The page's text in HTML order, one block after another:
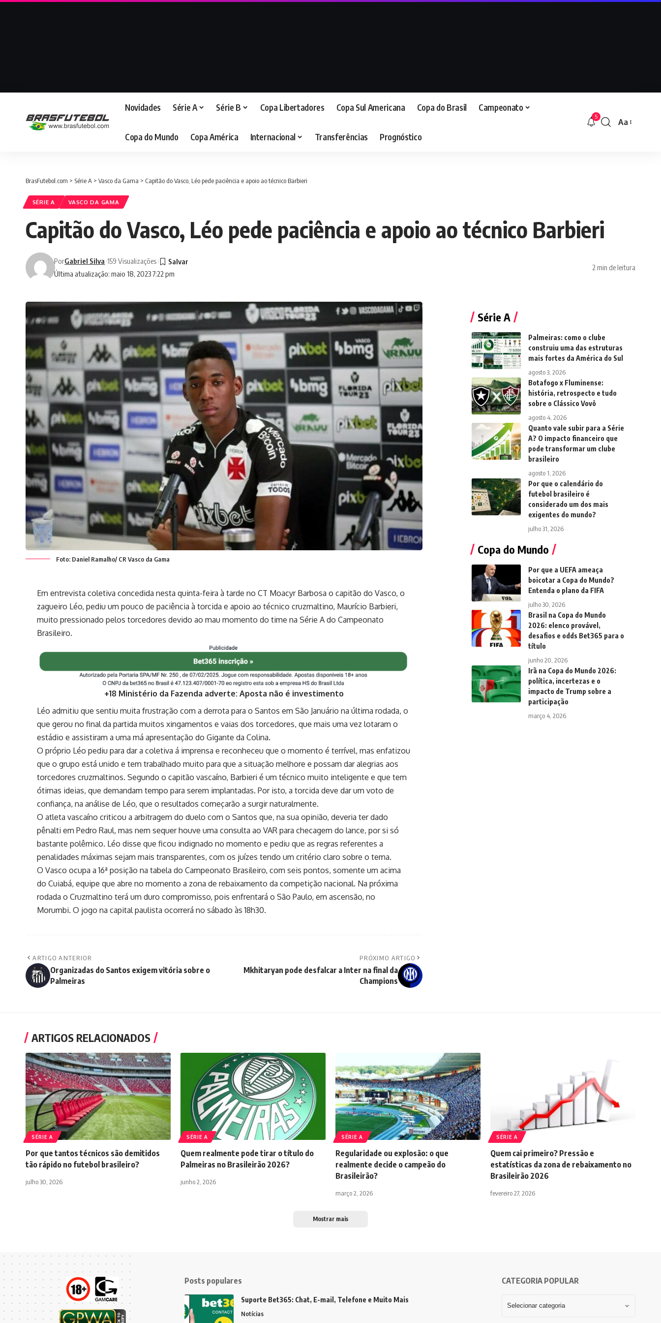
Novidades Série A Série B Copa Libertadores Copa Sul Americana Copa do Brasil Campeonato
Copa do Mundo Copa América Internacional Transferências Prognóstico
5
Aa
BrasFutebol.com > Série A > Vasco da Gama > Capitão do Vasco, Léo pede paciência e apoio ao técnico Barbieri
SÉRIE A VASCO DA GAMA
Capitão do Vasco, Léo pede paciência e apoio ao técnico Barbieri
Última atualização: maio 18, 2023 7:22 pm
PorGabriel Silva 159 Visualizações
2 min de leitura
Foto: Daniel Ramalho/ CR Vasco da Gama
Em entrevista coletiva concedida nesta quinta-feira à tarde no CT Moacyr Barbosa o capitão do Vasco, o
zagueiro Léo, pediu um pouco de paciência à torcida e apoio ao técnico cruzmaltino, Maurício Barbieri,
muito pressionado pelos torcedores devido ao mau momento do time na Série A do Campeonato
Brasileiro.
+18 Ministério da Fazenda adverte: Aposta não é investimento
Léo admitiu que sentiu muita frustração com a derrota para o Santos em São Januário na última rodada, o
que gerou no final da partida muitos xingamentos e vaias dos torcedores, que mais uma vez lotaram o
estádio e assistiram a uma má apresentação do Gigante da Colina.
O próprio Léo pediu para dar a coletiva á imprensa e reconheceu que o momento é terrível, mas enfatizou
que o grupo está unido e tem trabalhado muito para que a situação melhore e possam dar alegrias aos
torcedores cruzmaltinos. Segundo o capitão vascaíno, Barbieri é um técnico muito inteligente e que tem
ótimas ideias, que demandam tempo para serem implantadas. Por isto, a torcida deve dar um voto de
confiança, na análise de Léo, que o resultados começarão a surgir naturalmente.
O atleta vascaíno criticou a arbitragem do duelo com o Santos que, na sua opinião, deveria ter dado
pênalti em Pedro Raul, mas nem sequer houve uma consulta ao VAR para checagem do lance, por si só
bastante polêmico. Léo disse que ficou indignado no momento e pediu que as regras referentes a
penalidades máximas sejam mais transparentes, com os juízes tendo um critério claro sobre o tema.
OVasco ocupa a 16ª posição na tabela do Campeonato Brasileiro, com seis pontos, somente um acima
do Cuiabá, equipe que abre no momento a zona de rebaixamento da competição nacional. Na próxima
rodada o Cruzmaltino terá um duro compromisso, pois enfrentará o São Paulo, em ascensão, no
Morumbi. O jogo na capital paulista ocorrerá no sábado às 18h30.
ARTIGO ANTERIOR
Organizadas do Santos exigem vitória sobre o
Palmeiras
PRÓXIMO ARTIGO
Mkhitaryan pode desfalcar a Inter na final da
Champions
Série A
Palmeiras: como o clube
construiu uma das estruturas
mais fortes da América do Sul
agosto 3, 2026
Botafogo x Fluminense:
história, retrospecto e tudo
sobre o Clássico Vovô
agosto 4, 2026
Quanto vale subir para a Série
A? O impacto financeiro que
pode transformar um clube
brasileiro
agosto 1, 2026
Por que o calendário do
futebol brasileiro é
considerado um dos mais
exigentes do mundo?
julho 31, 2026
Copa do Mundo
Por que a UEFA ameaça
boicotar a Copa do Mundo?
Entenda o plano da FIFA
julho 30, 2026
Brasil na Copa do Mundo
2026: elenco provável,
desafios e odds Bet365 para o
título
junho 20, 2026
Irã na Copa do Mundo 2026:
política, incertezas e o
impacto de Trump sobre a
participação
março 4, 2026
ARTIGOS RELACIONADOS
SÉRIE A
Por que tantos técnicos são demitidos
tão rápido no futebol brasileiro?
julho 30, 2026
SÉRIE A
Quem realmente pode tirar o título do
Palmeiras no Brasileirão 2026?
junho 2, 2026
SÉRIE A
Regularidade ou explosão: o que
realmente decide o campeão do
Brasileirão?
março 2, 2026
SÉRIE A
Quem cai primeiro? Pressão e
estatísticas da zona de rebaixamento no
Brasileirão 2026
fevereiro 27, 2026
Mostrar mais
Posts populares
Suporte Bet365: Chat, E-mail, Telefone e Muito Mais
Notícias
CATEGORIA POPULAR